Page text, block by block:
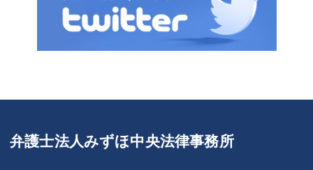
弁護士法人みずほ中央法律事務所